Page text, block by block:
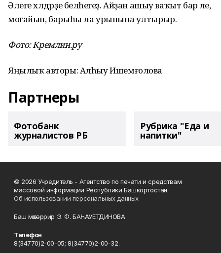
Әлеге хәлдәрҙе беләһегеҙ. Айҙан ашыу ваҡыт бар әле,
моғайын, барыһы ла урынына ултырыр.
Фото: Кремлин.ру
Яңылыҡ авторы: Алһыу Ишемғолова
Партнеры
Фотобанк
журналистов РБ
Рубрика "Еда и
напитки"
© 2026 Учредитель - Агентство по печати и средствам
массовой информации Республики Башкортостан.
Об использовании персональных данных
Баш мөхәррир Э. Ф. БАҺАУЕТДИНОВА
Телефон
8(34770)2-00-05; 8(34770)2-00-32.